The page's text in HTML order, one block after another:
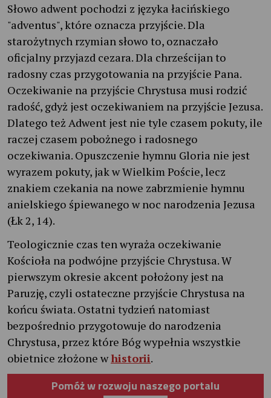
Słowo adwent pochodzi z języka łacińskiego
"adventus", które oznacza przyjście. Dla
starożytnych rzymian słowo to, oznaczało
oficjalny przyjazd cezara. Dla chrześcijan to
radosny czas przygotowania na przyjście Pana.
Oczekiwanie na przyjście Chrystusa musi rodzić
radość, gdyż jest oczekiwaniem na przyjście Jezusa.
Dlatego też Adwent jest nie tyle czasem pokuty, ile
raczej czasem pobożnego i radosnego
oczekiwania. Opuszczenie hymnu Gloria nie jest
wyrazem pokuty, jak w Wielkim Poście, lecz
znakiem czekania na nowe zabrzmienie hymnu
anielskiego śpiewanego w noc narodzenia Jezusa
(Łk 2, 14).
Teologicznie czas ten wyraża oczekiwanie
Kościoła na podwójne przyjście Chrystusa. W
pierwszym okresie akcent położony jest na
Paruzję, czyli ostateczne przyjście Chrystusa na
końcu świata. Ostatni tydzień natomiast
bezpośrednio przygotowuje do narodzenia
Chrystusa, przez które Bóg wypełnia wszystkie
obietnice złożone whistorii.
Pomóż w rozwoju naszego portalu